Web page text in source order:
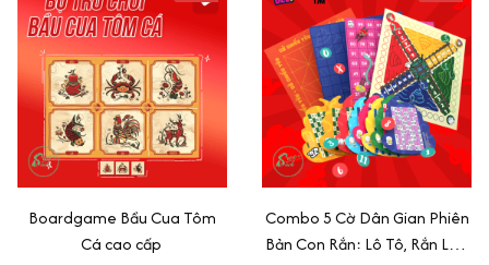
Boardgame Bầu Cua Tôm
Cá cao cấp
Combo 5 Cờ Dân Gian Phiên
Bản Con Rắn: Lô Tô, Rắn Leo